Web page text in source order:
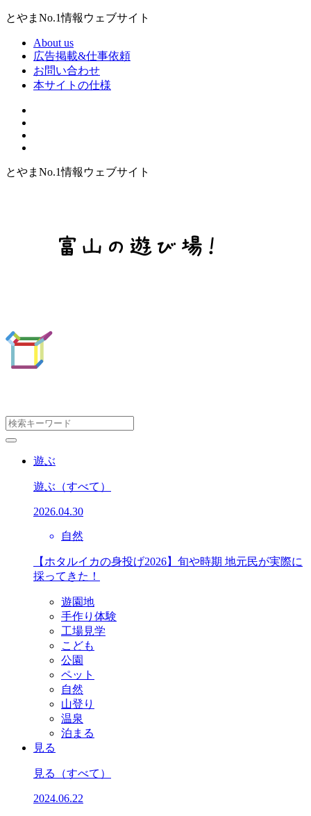
とやまNo.1情報ウェブサイト
About us
広告掲載&仕事依頼
お問い合わせ
本サイトの仕様
とやまNo.1情報ウェブサイト
遊ぶ
遊ぶ （すべて）
2026.04.30
自然
【ホタルイカの身投げ2026】旬や時期 地元民が実際に
採ってきた！
遊園地
手作り体験
工場見学
こども
公園
ペット
自然
山登り
温泉
泊まる
見る
見る （すべて）
2024.06.22